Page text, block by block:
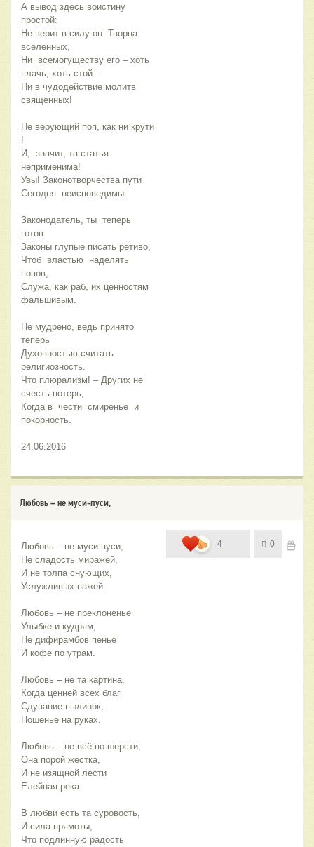
А вывод здесь воистину
простой:
Не верит в силу он  Творца
вселенных,
Ни  всемогуществу его – хоть
плачь, хоть стой –
Ни в чудодействие молитв
священных!
Не верующий поп, как ни крути
!
И,  значит, та статья
неприменима!
Увы! Законотворчества пути
Сегодня  неисповедимы.
Законодатель, ты  теперь
готов
Законы глупые писать ретиво,
Чтоб  властью  наделять
попов,
Служа, как раб, их ценностям
фальшивым.
Не мудрено, ведь принято
теперь
Духовностью считать
религиозность.
Что плюрализм! – Других не
счесть потерь,
Когда в  чести  смиренье  и
покорность.
24.06.2016
Любовь – не муси-пуси,
Любовь – не муси-пуси,
Не сладость миражей,
И не толпа снующих,
Услужливых пажей.
Любовь – не преклоненье
Улыбке и кудрям,
Не дифирамбов пенье
И кофе по утрам.
Любовь – не та картина,
Когда ценней всех благ
Сдувание пылинок,
Ношенье на руках.
Любовь – не всё по шерсти,
Она порой жестка,
И не изящной лести
Елейная река.
В любви есть та суровость,
И сила прямоты,
Что подлинную радость
4 0